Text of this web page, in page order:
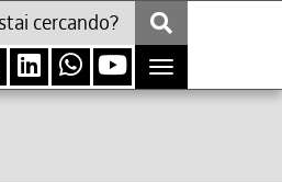
Toggle
navigation